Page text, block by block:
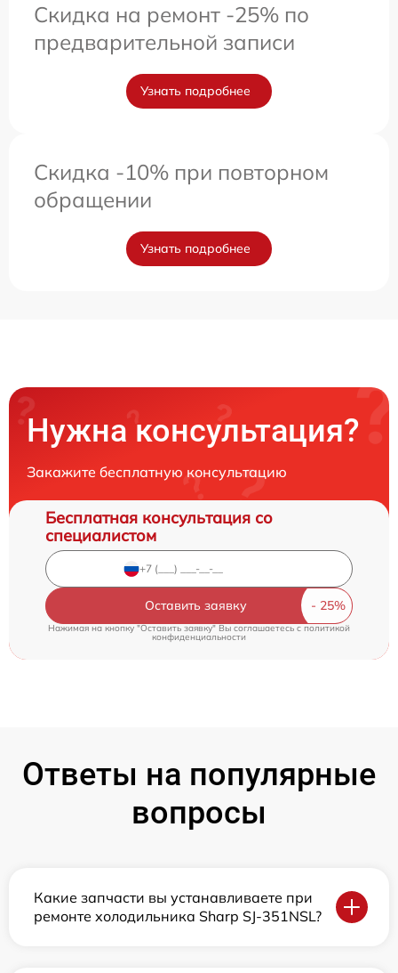
Скидка на ремонт -25% по
предварительной записи
Узнать подробнее
Скидка -10% при повторном
обращении
Узнать подробнее
Нужна консультация?
Закажите бесплатную консультацию
Бесплатная консультация со
специалистом
Оставить заявку
Нажимая на кнопку "Оставить заявку" Вы соглашаетесь cполитикой
конфиденциальности
Ответы на популярные
вопросы
Какие запчасти вы устанавливаете при
ремонте холодильника Sharp SJ-351NSL?